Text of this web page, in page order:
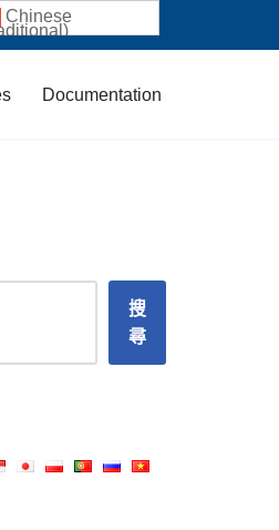
Documentation
搜
尋
Chinese